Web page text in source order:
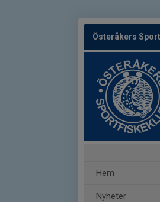
Österåkers
Hem
Nyheter